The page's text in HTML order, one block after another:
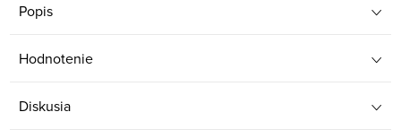
Popis
Hodnotenie
Diskusia